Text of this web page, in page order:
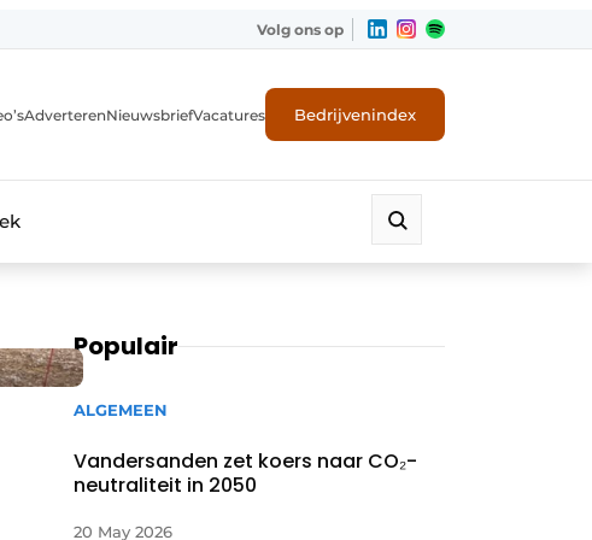
Volg ons op
AdverterenNieuwsbriefVacatures Bedrijvenindex
Populair
ALGEMEEN
Vandersanden zet koers naar CO₂-
neutraliteit in 2050
20 May 2026